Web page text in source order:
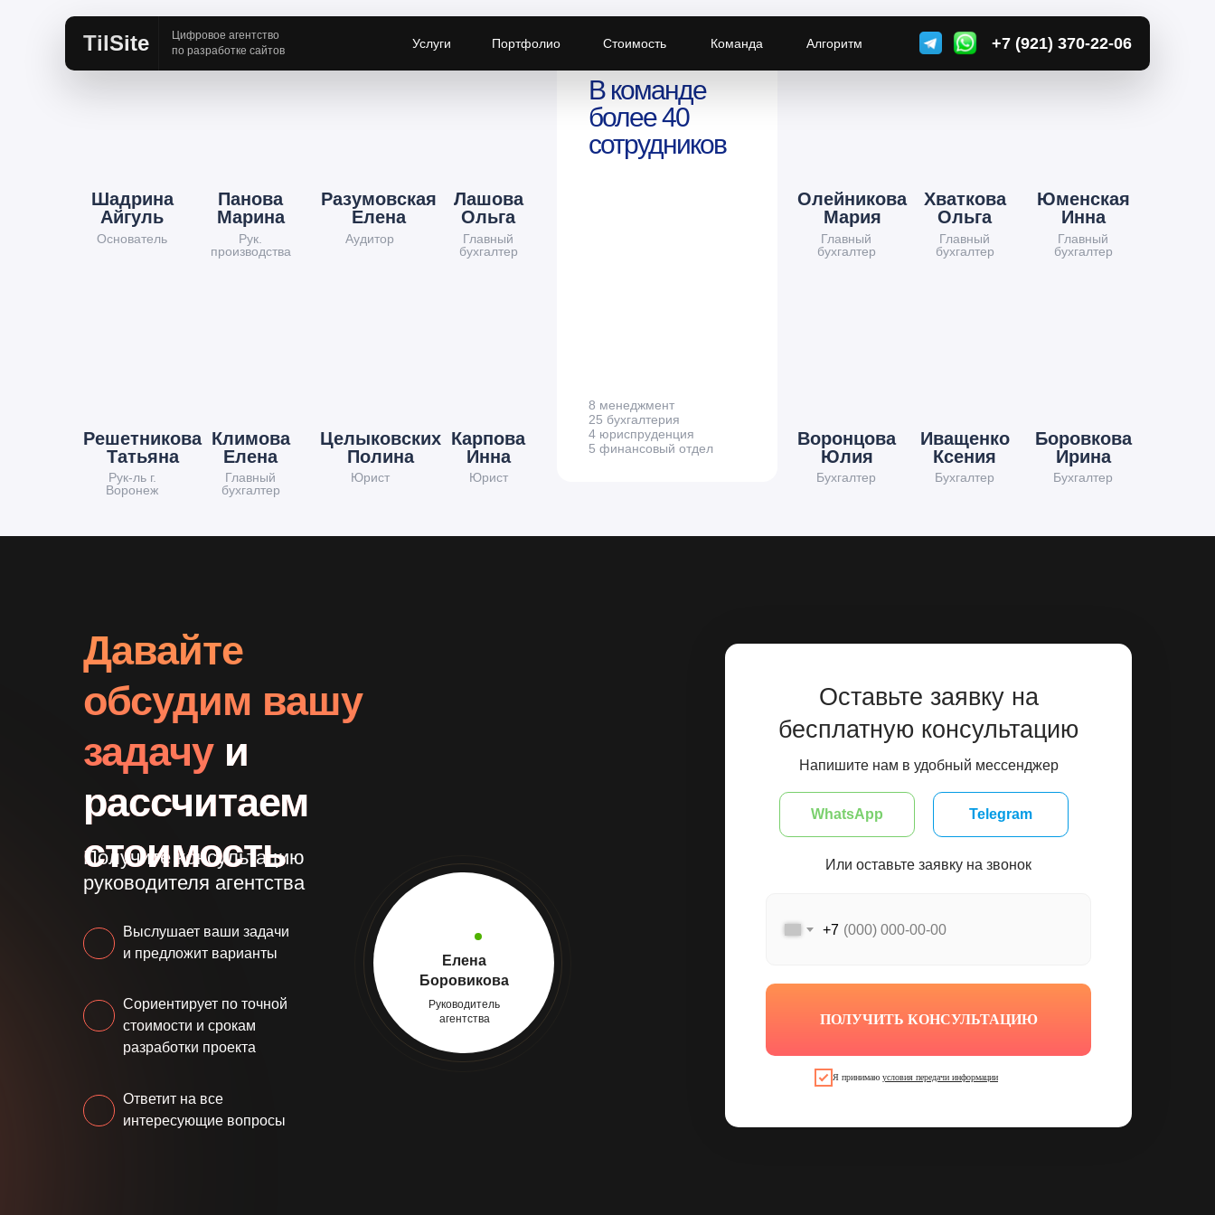
TilSite
Цифровое агентство
по разработке сайтов
+7 (921) 370-22-06
Услуги Портфолио Стоимость Команда Алгоритм
Шадрина
Айгуль
Основатель
Панова
Марина
Рук.
производства
Хваткова
Ольга
Главный
бухгалтер
Олейникова
Мария
Главный
бухгалтер
Лашова
Ольга
Главный
бухгалтер
Разумовская
Елена
Аудитор
Юменская
Инна
Главный
бухгалтер
Климова
Елена
Главный
бухгалтер
Воронцова
Юлия
Бухгалтер
Иващенко
Ксения
Бухгалтер
Целыковских
Полина
Юрист
Карпова
Инна
Юрист
Боровкова
Ирина
Бухгалтер
В команде
более 40
сотрудников
8 менеджмент
25 бухгалтерия
4 юриспруденция
5 финансовый отдел
Решетникова
Татьяна
Рук-ль г.
Воронеж
Сориентирует по точной
стоимости и срокам
разработки проекта
Получите консультацию
руководителя агентства
Ответит на все
интересующие вопросы
Выслушает ваши задачи
и предложит варианты
Оставьте заявку на
бесплатную консультацию
Напишите нам в удобный мессенджер
Telegram
Или оставьте заявку на звонок
WhatsApp
Я принимаю условия передачи информации
Елена
Боровикова
Руководитель
агентства
Давайте
обсудим вашу
задачу и
рассчитаем
стоимость
+7
ПОЛУЧИТЬ КОНСУЛЬТАЦИЮ